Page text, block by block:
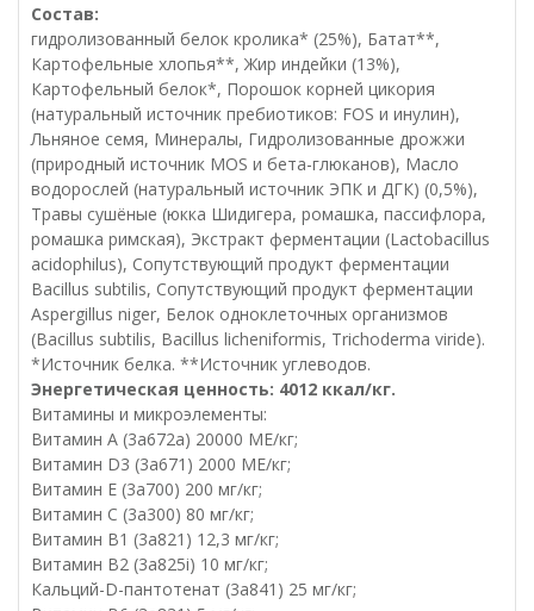
Состав:
гидролизованный белок кролика* (25%), Батат**,
Картофельные хлопья**, Жир индейки (13%),
Картофельный белок*, Порошок корней цикория
(натуральный источник пребиотиков: FOS и инулин),
Льняное семя, Минералы, Гидролизованные дрожжи
(природный источник MOS и бета-глюканов), Масло
водорослей (натуральный источник ЭПК и ДГК) (0,5%),
Травы сушёные (юкка Шидигера, ромашка, пассифлора,
ромашка римская), Экстракт ферментации (Lactobacillus
acidophilus), Сопутствующий продукт ферментации
Bacillus subtilis, Сопутствующий продукт ферментации
Aspergillus niger, Белок одноклеточных организмов
(Bacillus subtilis, Bacillus licheniformis, Trichoderma viride).
*Источник белка. **Источник углеводов.
Энергетическая ценность: 4012 ккал/кг.
Витамины и микроэлементы:
Витамин A (3a672a) 20000 МЕ/кг;
Витамин D3 (3а671) 2000 МЕ/кг;
Витамин Е (3а700) 200 мг/кг;
Витамин C (3a300) 80 мг/кг;
Витамин B1 (3a821) 12,3 мг/кг;
Витамин B2 (3a825i) 10 мг/кг;
Кальций-D-пантотенат (3a841) 25 мг/кг;